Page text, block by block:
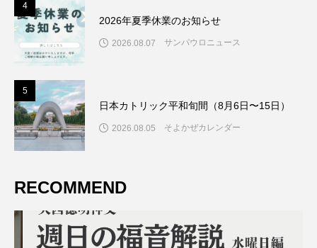
4
2026年夏季休業のお知らせ
2026.08.07 サンパウロニュース
5
日本カトリック平和旬間（8月6日〜15日）
2026.08.05 そよかぜカレンダー
RECOMMEND